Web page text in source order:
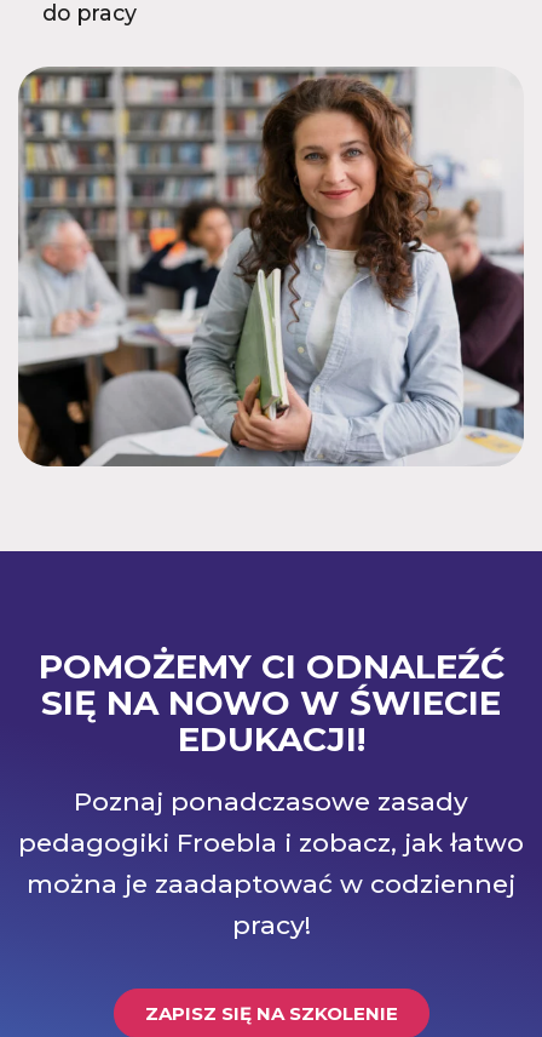
do pracy
POMOŻEMY CI ODNALEŹĆ
SIĘ NA NOWO W ŚWIECIE
EDUKACJI!
Poznaj ponadczasowe zasady
pedagogiki Froebla i zobacz, jak łatwo
można je zaadaptować w codziennej
pracy!
ZAPISZ SIĘ NA SZKOLENIE